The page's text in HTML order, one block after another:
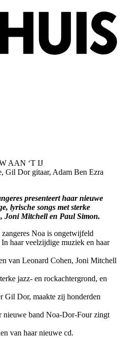
AAN ‘T IJ
Gil Dor gitaar, Adam Ben Ezra
presenteert haar nieuwe
lyrische songs met sterke
Joni Mitchell en Paul Simon.
Noa is ongetwijfeld
haar veelzijdige muziek en haar
van Leonard Cohen, Joni Mitchell
jazz- en rockachtergrond, en
Gil Dor, maakte zij honderden
nieuwe band Noa-Dor-Four zingt
van haar nieuwe cd.